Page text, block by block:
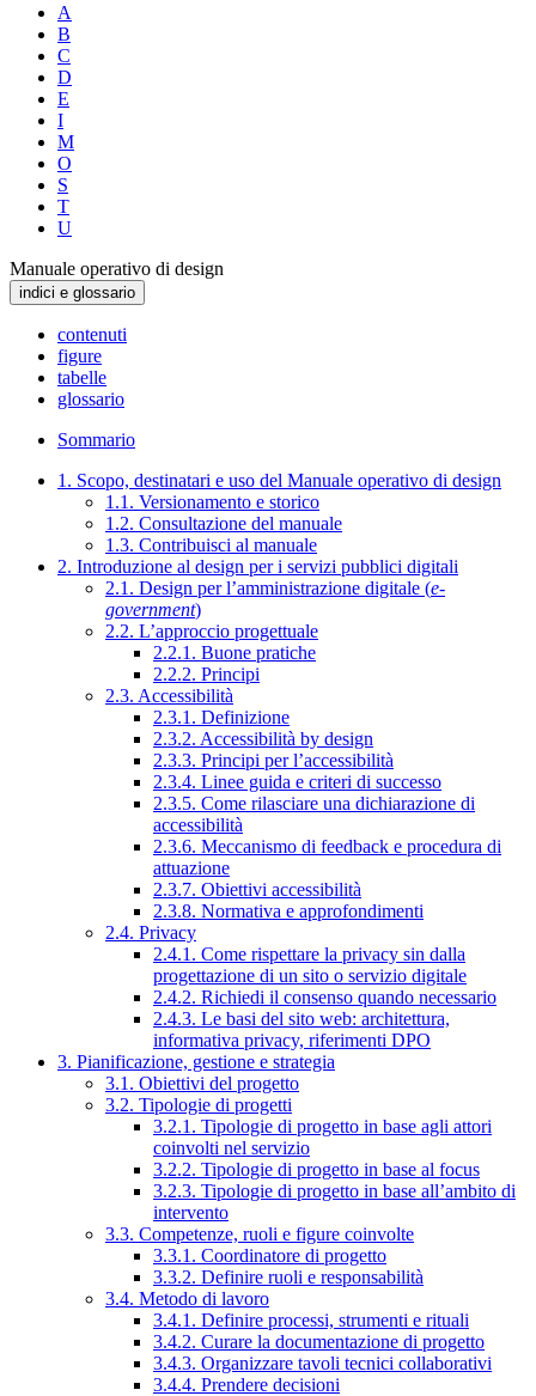
A
B
C
D
E
I
M
O
S
T
U
Manuale operativo di design
indici e glossario
contenuti
figure
tabelle
glossario
Sommario
1. Scopo, destinatari e uso del Manuale operativo di design
1.1. Versionamento e storico
1.2. Consultazione del manuale
1.3. Contribuisci al manuale
2. Introduzione al design per i servizi pubblici digitali
2.1. Design per l’amministrazione digitale (e-
government)
2.2. L’approccio progettuale
2.2.1. Buone pratiche
2.2.2. Principi
2.3. Accessibilità
2.3.1. Definizione
2.3.2. Accessibilità by design
2.3.3. Principi per l’accessibilità
2.3.4. Linee guida e criteri di successo
2.3.5. Come rilasciare una dichiarazione di
accessibilità
2.3.6. Meccanismo di feedback e procedura di
attuazione
2.3.7. Obiettivi accessibilità
2.3.8. Normativa e approfondimenti
2.4. Privacy
2.4.1. Come rispettare la privacy sin dalla
progettazione di un sito o servizio digitale
2.4.2. Richiedi il consenso quando necessario
2.4.3. Le basi del sito web: architettura,
informativa privacy, riferimenti DPO
3. Pianificazione, gestione e strategia
3.1. Obiettivi del progetto
3.2. Tipologie di progetti
3.2.1. Tipologie di progetto in base agli attori
coinvolti nel servizio
3.2.2. Tipologie di progetto in base al focus
3.2.3. Tipologie di progetto in base all’ambito di
intervento
3.3. Competenze, ruoli e figure coinvolte
3.3.1. Coordinatore di progetto
3.3.2. Definire ruoli e responsabilità
3.4. Metodo di lavoro
3.4.1. Definire processi, strumenti e rituali
3.4.2. Curare la documentazione di progetto
3.4.3. Organizzare tavoli tecnici collaborativi
3.4.4. Prendere decisioni